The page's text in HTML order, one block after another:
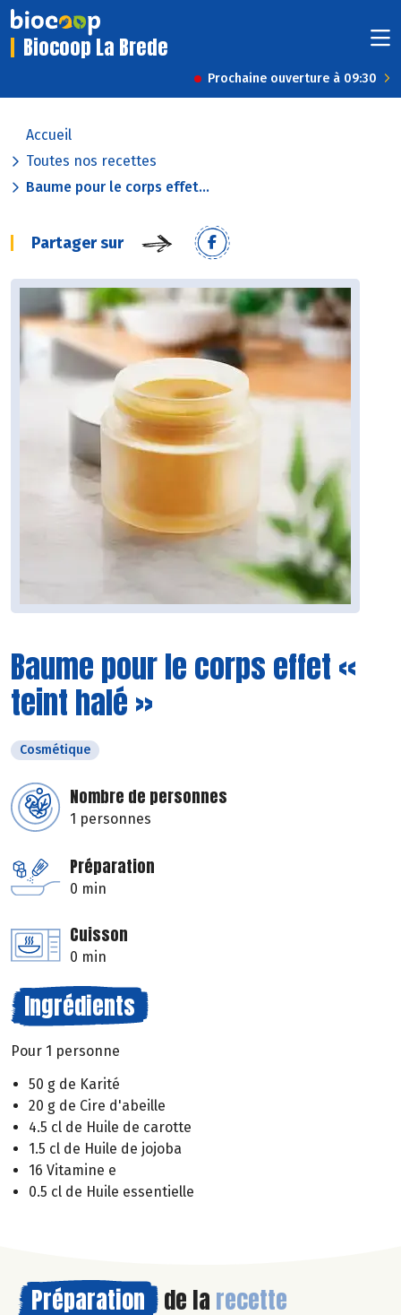
Biocoop La Brede
Prochaine ouverture à 09:30
Accueil
Toutes nos recettes
Baume pour le corps effet...
Partager sur
Baume pour le corps effet «
teint halé »
Cosmétique
Nombre de personnes
1 personnes
Préparation
0 min
Cuisson
0 min
Ingrédients
Pour 1 personne
50 g de Karité
20 g de Cire d'abeille
4.5 cl de Huile de carotte
1.5 cl de Huile de jojoba
16 Vitamine e
0.5 cl de Huile essentielle
Préparation de la recette